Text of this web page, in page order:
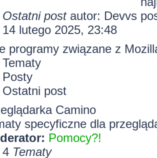
Ostatni postautor: Devvs
14 lutego 2025, 23:48
programy związane z
Tematy
Posty
Ostatni post
Camino
specyficzne dla
Pomocy?!
4 Tematy